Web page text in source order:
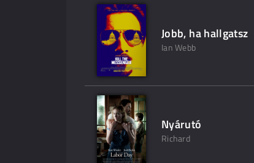
Jobb, ha hallgatsz
Ian Webb
Nyárutó
Richard